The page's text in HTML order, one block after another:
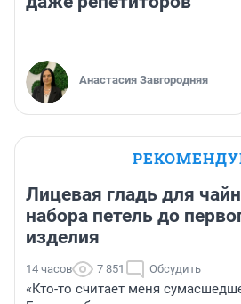
Анастасия Завгородняя
Лицевая гладь для
набора петель до
изделия
14 часов 7 851 Обсудить
«Кто-то считает меня